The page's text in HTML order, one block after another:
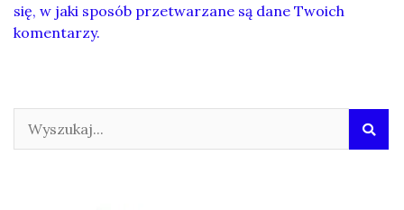
się, w jaki sposób przetwarzane są dane Twoich
komentarzy.